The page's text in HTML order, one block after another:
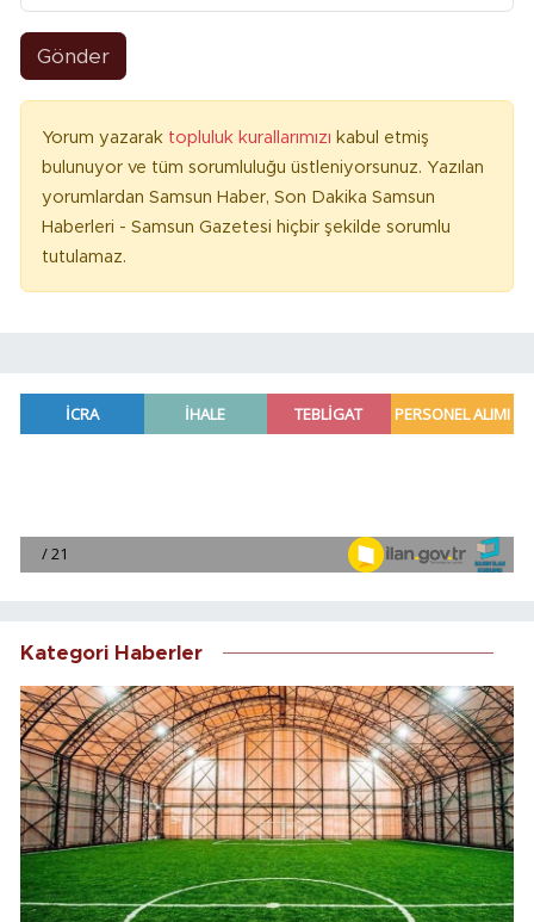
Gönder
Yorum yazarak topluluk kurallarımızı kabul etmiş
bulunuyor ve tüm sorumluluğu üstleniyorsunuz. Yazılan
yorumlardan Samsun Haber, Son Dakika Samsun
Haberleri - Samsun Gazetesi hiçbir şekilde sorumlu
tutulamaz.
Kategori Haberler